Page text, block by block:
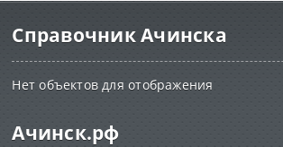
Справочник Ачинска
Нет объектов для отображения
Ачинск.рф